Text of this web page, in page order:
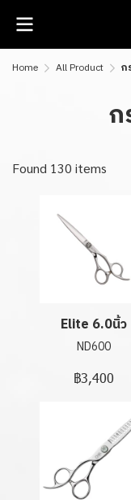
Home All Product ก
ก
Found 130 items
Elite 6.0นิ้ว
ND600
฿3,400